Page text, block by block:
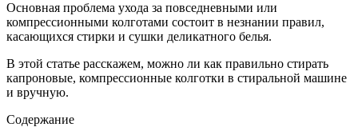
Основная проблема ухода за повседневными или
компрессионными колготами состоит в незнании правил,
касающихся стирки и сушки деликатного белья.
В этой статье расскажем, можно ли как правильно стирать
капроновые, компрессионные колготки в стиральной машине
и вручную.
Содержание